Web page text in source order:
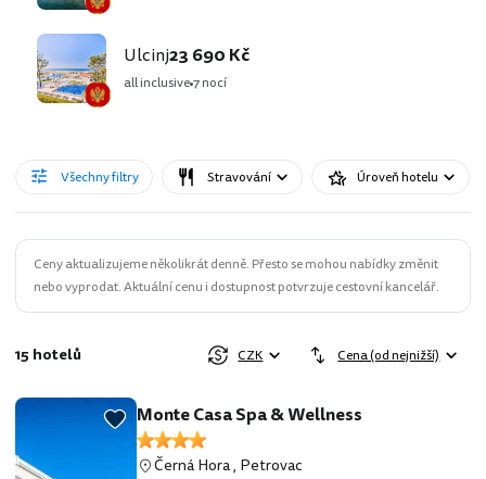
Ulcinj23 690 Kč
all inclusive7 nocí
Všechny filtry Stravování Úroveň hotelu
Ceny aktualizujeme několikrát denně. Přesto se mohou nabídky změnit
nebo vyprodat. Aktuální cenu i dostupnost potvrzuje cestovní kancelář.
15 hotelů CZK Cena (od nejnižší)
Monte Casa Spa & Wellness
Černá Hora, Petrovac